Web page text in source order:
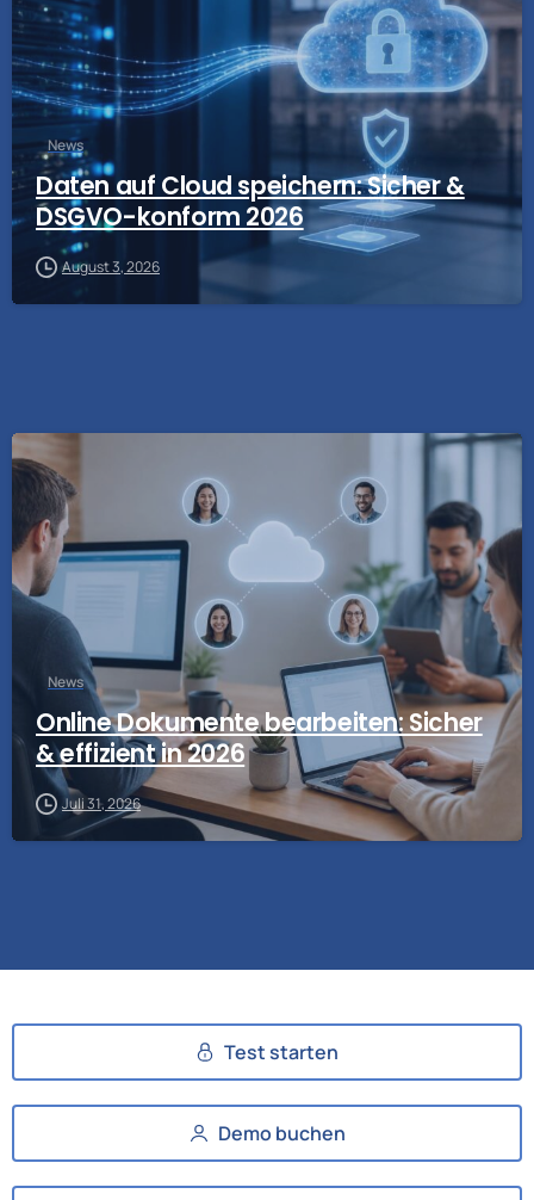
News
Daten auf Cloud speichern: Sicher &
DSGVO-konform 2026
August 3, 2026
News
Online Dokumente bearbeiten: Sicher
& effizient in 2026
Juli 31, 2026
Test starten
Demo buchen